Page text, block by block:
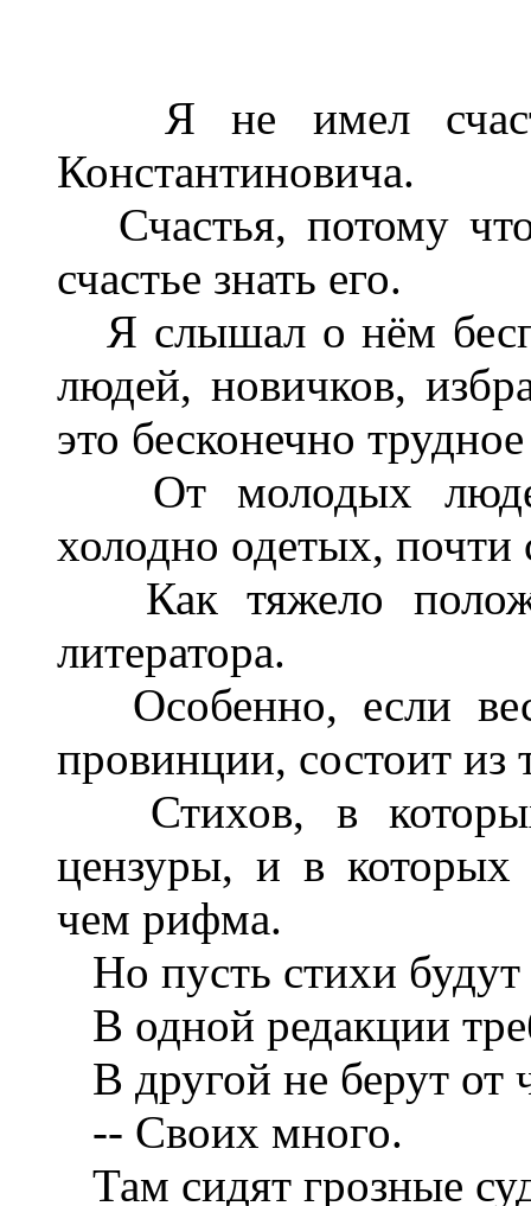
Я не имел
Константиновича.
Счастья, потому
счастье знать его.
Я слышал о нём
людей, новичков,
это бесконечно
От молодых
холодно одетых, почти
Как тяжело
литератора.
Особенно, если
провинции, состоит из
Стихов, в
цензуры, и в которых
чем рифма.
Но пусть стихи
В одной редакции
В другой не берут от
-- Своих много.
Там сидят грозные